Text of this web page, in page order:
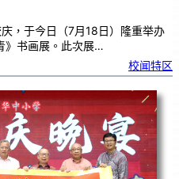
，于今日（7月18日）隆重举办
》书画展。此次展…
校闻特区